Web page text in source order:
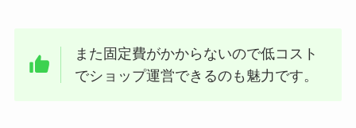
また固定費がかからないので低コスト
でショップ運営できるのも魅力です。